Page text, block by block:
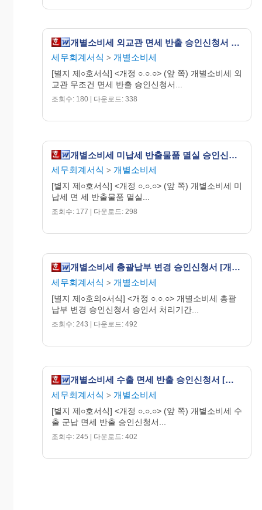
구비서류: 없음
※ 이 신청서는 무료로 배부합니
다.
수수료
(뒤쪽)
이 신청서는 아래와 같이 처리됩니다.
신청인
신청서
작성
접수
▲
인
조사ㆍ확
인
과)
개별소비세 외교관 면세 반출 승인신청서 [개별소비세법 시행규칙 서식11]
세무회계서식 > 개별소비세
[별지 제○호서식] <개정 ○.○.○> (앞 쪽) 개별소비세 외
교관 무조건 면세 반출 승인신청서...
조회수: 180 | 다운로드: 338
개별소비세 미납세 반출물품 멸실 승인신청서 [개별소비세법 시행규칙 서식14]
세무회계서식 > 개별소비세
[별지 제○호서식] <개정 ○.○.○> (앞 쪽) 개별소비세 미
납세 면 세 반출물품 멸실...
조회수: 177 | 다운로드: 298
개별소비세 총괄납부 변경 승인신청서 [개별소비세법 시행규칙 서식8의2]
세무회계서식 > 개별소비세
[별지 제○호의○서식] <개정 ○.○.○> 개별소비세 총괄
납부 변경 승인신청서 승인서 처리기간...
조회수: 243 | 다운로드: 492
개별소비세 수출 면세 반출 승인신청서 [개별소비세법 시행규칙 서식10]
세무회계서식 > 개별소비세
[별지 제○호서식] <개정 ○.○.○> (앞 쪽) 개별소비세 수
출 군납 면세 반출 승인신청서...
조회수: 245 | 다운로드: 402